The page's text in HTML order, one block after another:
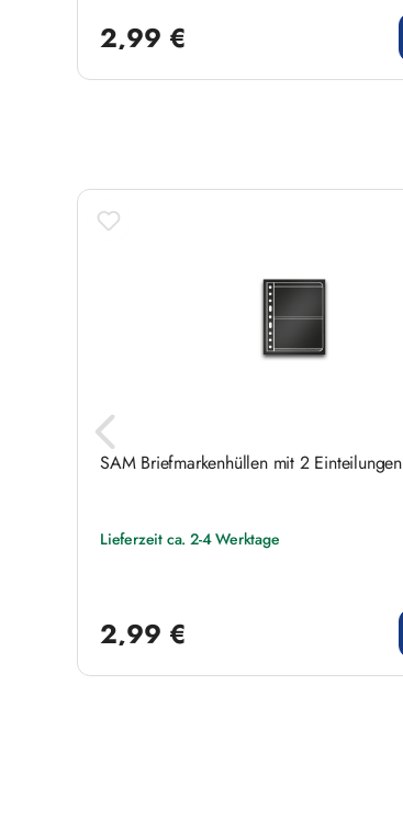
2,99 €
SAM Briefmarkenhüllen mit 2 Einteilungen
Lieferzeit ca. 2-4 Werktage
2,99 €